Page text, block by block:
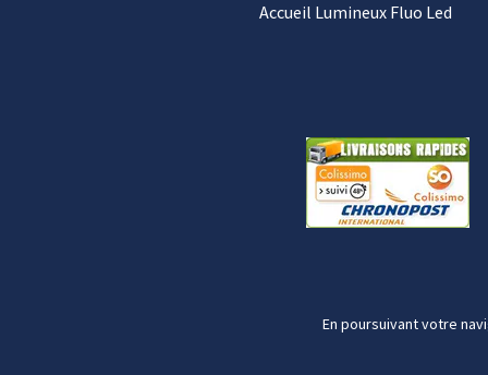
Accueil Lumineux Fluo Led
En poursuivant votre